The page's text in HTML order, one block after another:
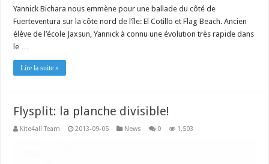
Yannick Bichara nous emmène pour une ballade du côté de
Fuerteventura sur la côte nord de l’île: El Cotillo et Flag Beach. Ancien
élève de l’école Jaxsun, Yannick à connu une évolution très rapide dans
le …
Lire la suite »
Flysplit: la planche divisible!
Kite4all Team 2013-09-05 News 0 1,503